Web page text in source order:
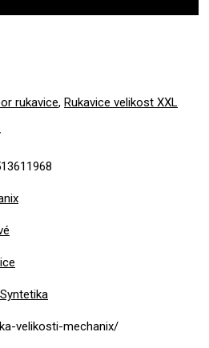
rukavice, Rukavice velikost XXL
Syntetika
velikosti-mechanix/